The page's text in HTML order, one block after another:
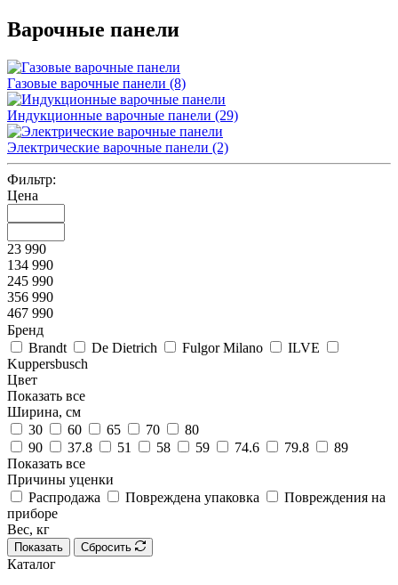
Варочные панели
Газовые варочные панели (8)
Индукционные варочные панели (29)
Электрические варочные панели (2)
Фильтр:
Цена
23 990
134 990
245 990
356 990
467 990
Бренд
Brandt
De Dietrich Fulgor Milano
ILVE
Kuppersbusch
Цвет
Показать все
Ширина, см
30
60 65 70
80
90
37.8 51 58 59 74.6 79.8
89
Показать все
Причины уценки
Распродажа
Повреждена упаковка
Повреждения на
приборе
Вес, кг
Показать Сбросить
Каталог